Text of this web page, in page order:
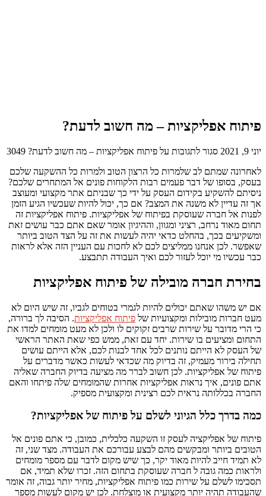
פיתוח אפליקציות – מה חשוב לדעת?
יוני 9, 2021 סגור לתגובות על פיתוח אפליקציות – מה חשוב לדעת?
לאחרונה שמתם לב שלמרות כל הרצון הטוב ולמרות כל ההשקעה שלכם
בעסק, בסופו של דבר פעמים רבות הלקוחות פונים אל המתחרים שלכם?
ניסיתם להשקיע בקידום העסק על ידי כך שבניתם אתר מקצועי ומעוצב
אך זה עדיין לא משנה את המצב? אם כך, יכול להיות שעכשיו הגיע הזמן
לפנות אל חברה שעוסקת בפיתוח של אפליקציות. פיתוח אפליקציות זה
תחום מאוד נרחב, רציני ומגוון, וההיגיון אומר שאם אתם כבר עושים זאת
ומשקיעים בכך, בהחלט כדאי יהיה לעשות את זה על הצד הטוב ביותר
שאפשר. לכן אנחנו ממליצים לכם לא לחכות עם העניין הזה אלא לראות
כבר עכשיו מי יוכל לעזור לכם ואיך העבודה תתבצע.
בחירת חברה מובילה של פיתוח אפליקציות
אם יש משהו שאתם יכולים להיות לגמרי בטוחים לגביו, זה שיש היום לא
מעט חברות מובילות ומקצועיות של פיתוח אפליקציות. הסיבה לך ברורה,
כי הרי מדובר על שירות שרבים זקוקים לו ולכן לא מעט מומחים למדו את
התחום ומציעים בו שירות. יחד עם זאת, ממש כפי שאת האתר הראשי
של העסק לא הייתם נותנים לכל אחד לבנות לכם, אלא הייתם עושים
תחילה בירור מעמיק, זה בדיוק מה שכדאי לעשות כאשר מדברים על
פיתוח של אפליקציות. לכן חשוב לברר מה מציעה בדיוק החברה שאליה
אתם פונים, איך נראות אפליקציות אחרות שהמומחים שלה פיתחו והאם
החברה בכללותה נראית לכם רצינית ומקצועית מספיק.
כמה בדרך כלל הגיוני לשלם על פיתוח של אפליקציות?
פיתוח של אפליקציה לעסק זו השקעה כלכלית, כמובן, כי אתם פונים אל
הטובים ביותר ומבקשים מהם לבצע עבורכם את העבודה. מצד שני, זה
לא תמיד חייב להיות מאוד יקר, כך שיש מקום לדבר עם מספר מומחים
ולראות כמה גובה ל חברה שעוסקת בתחום הזה. זכרו שלא תמיד, אם
תסכימו לשלם על שירות כמו פיתוח אפליקציות, מחיר יותר גבוה, זה אומר
שהעבודה תהיה יותר מקצועית או מוצלחת. לכן יש מקום לעשות מספר